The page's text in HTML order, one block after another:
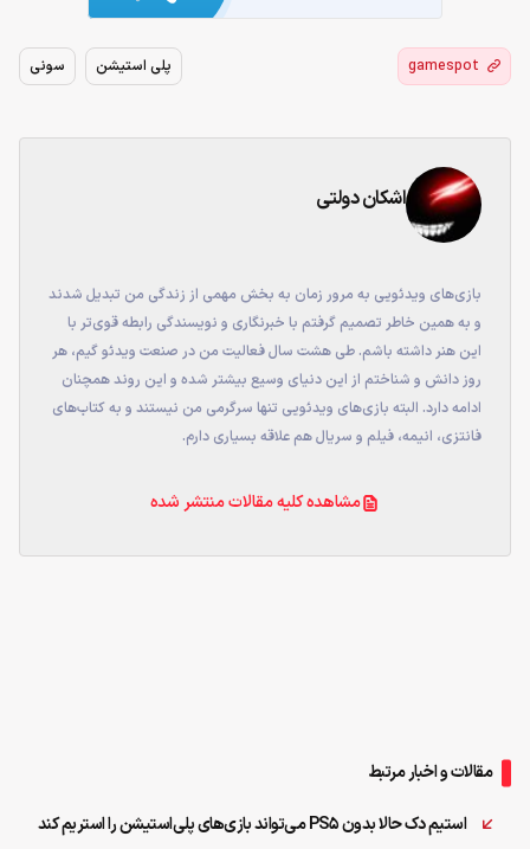
gamespot پلی استیشن سونی
اشکان دولتی
بازی‌های ویدئویی به مرور زمان به بخش مهمی از زندگی من تبدیل شدند
و به همین خاطر تصمیم گرفتم با خبرنگاری و نویسندگی رابطه قوی‌تر با
این هنر داشته باشم. طی هشت سال فعالیت من در صنعت ویدئو گیم، هر
روز دانش و شناختم از این دنیای وسیع بیشتر شده و این روند همچنان
ادامه دارد. البته بازی‌های ویدئویی تنها سرگرمی من نیستند و به کتاب‌های
فانتزی، انیمه، فیلم و سریال هم علاقه بسیاری دارم.
مشاهده کلیه مقالات منتشر شده
مقالات و اخبار مرتبط
استیم دک حالا بدون PS5 می‌تواند بازی‌های پلی‌استیشن را استریم کند